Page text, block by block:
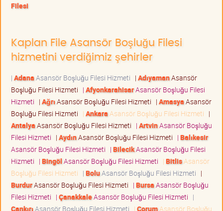
Filesi
Kaplan File Asansör Boşluğu Filesi
hizmetini verdiğimiz şehirler
| AdanaAsansör Boşluğu Filesi Hizmeti | AdıyamanAsansör
Boşluğu Filesi Hizmeti | AfyonkarahisarAsansör Boşluğu Filesi
Hizmeti | AğrıAsansör Boşluğu Filesi Hizmeti | AmasyaAsansör
Boşluğu Filesi Hizmeti | Ankara Asansör Boşluğu Filesi Hizmeti |
AntalyaAsansör Boşluğu Filesi Hizmeti | ArtvinAsansör Boşluğu
Filesi Hizmeti | AydınAsansör Boşluğu Filesi Hizmeti | Balıkesir
Asansör Boşluğu Filesi Hizmeti | BilecikAsansör Boşluğu Filesi
Hizmeti | BingölAsansör Boşluğu Filesi Hizmeti | BitlisAsansör
Boşluğu Filesi Hizmeti | BoluAsansör Boşluğu Filesi Hizmeti |
BurdurAsansör Boşluğu Filesi Hizmeti | BursaAsansör Boşluğu
Filesi Hizmeti | ÇanakkaleAsansör Boşluğu Filesi Hizmeti |
ÇankırıAsansör Boşluğu Filesi Hizmeti | ÇorumAsansör Boşluğu